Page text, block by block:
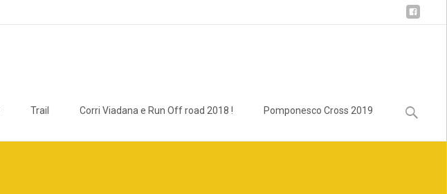
Trail Corri Viadana e Run Off road 2018 ! Pomponesco Cross 2019
Ricerca
per: